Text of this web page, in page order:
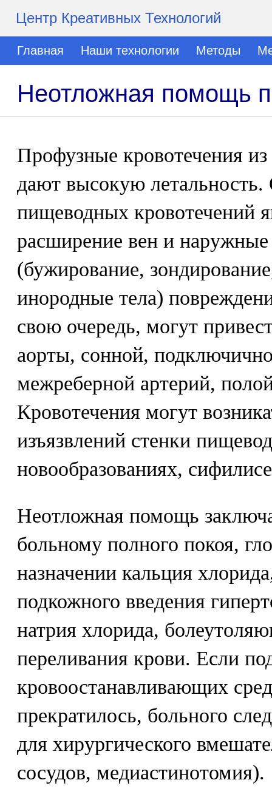
Центр Креативных Технологий
Главная Наши технологии Методы
Неотложная помощь
Профузные кровотечения
дают высокую
пищеводных кровотечений
расширение вен и
(бужирование,
инородные тела)
свою очередь, могут
аорты, сонной,
межреберной артерий,
Кровотечения могут
изъязвлений стенки
новообразованиях,
Неотложная помощь
больному полного покоя,
назначении кальция
подкожного введения
натрия хлорида,
переливания крови. Если
кровоостанавливающих
прекратилось, больного
для хирургического
сосудов, медиастинотомия).